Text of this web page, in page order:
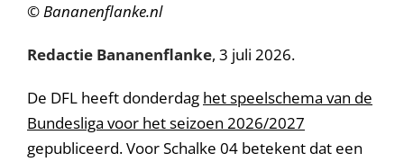
© Bananenflanke.nl
Redactie Bananenflanke, 3 juli 2026.
De DFL heeft donderdag het speelschema van de
Bundesliga voor het seizoen 2026/2027
gepubliceerd. Voor Schalke 04 betekent dat een